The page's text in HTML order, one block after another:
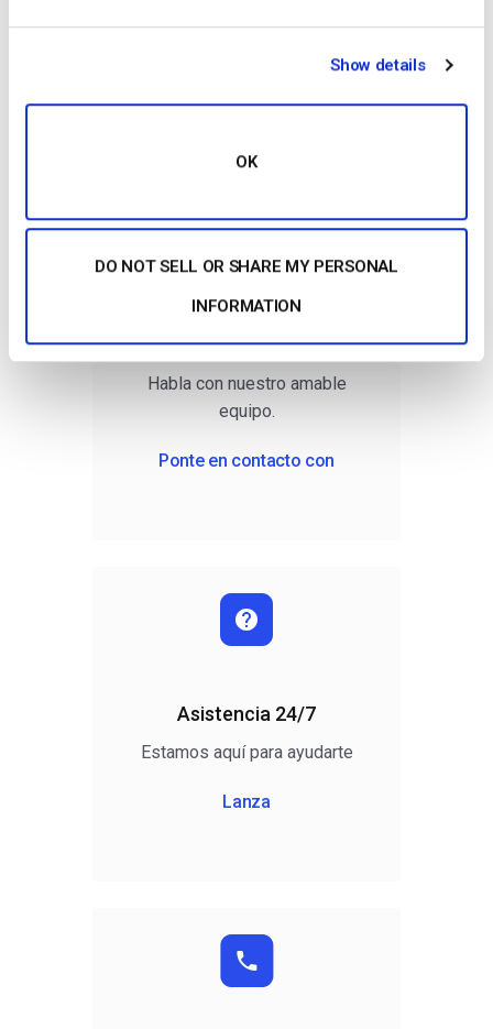
Show details
OK
DO NOT SELL OR SHARE MY PERSONAL
INFORMATION
disposición para charlar.
Asistencia por correo
electrónico
Habla con nuestro amable
equipo.
Ponte en contacto con
Asistencia 24/7
Estamos aquí para ayudarte
Lanza